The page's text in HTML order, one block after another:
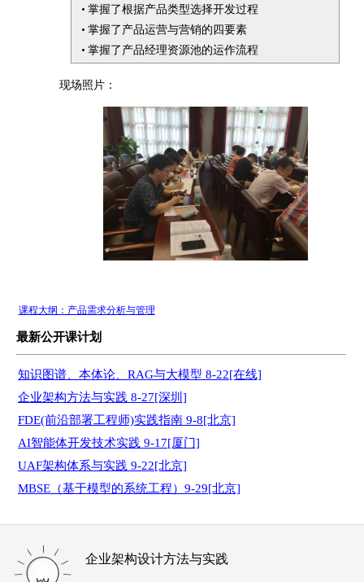
掌握了根据产品类型选择开发过程
掌握了产品运营与营销的四要素
掌握了产品经理资源池的运作流程
现场照片：
课程大纲：产品需求分析与管理
最新公开课计划
知识图谱、本体论、RAG与大模型 8-22[在线]
企业架构方法与实践 8-27[深圳]
FDE(前沿部署工程师)实践指南 9-8[北京]
AI智能体开发技术实践 9-17[厦门]
UAF架构体系与实践 9-22[北京]
MBSE（基于模型的系统工程）9-29[北京]